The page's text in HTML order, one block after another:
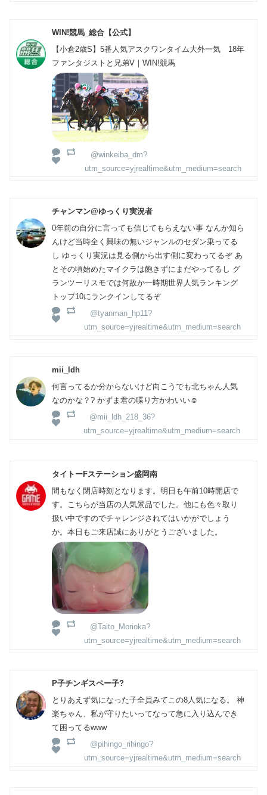
WIN!競馬_総合【公式】
【小倉2歳S】5番人気アスクワンタイム大外一気 18年
ファンタジストと兄弟V｜WIN!競馬
@winkeiba_dm?
utm_source=yjrealtime&utm_medium=search
チャンマン@ゆっくり実況者
0年前の自分に言っても信じてもらえない事 なんか知ら
んけど当時全く興味の無いジャンルのセダン乗ってる
し ゆっくり実況は見る側から出す側に変わってるぞ あ
とその頃始めたマイクラは飽きずにまだやってるし グ
ランツーリスモでは何故か一時期世界人気ランキング
トップ10にランクインしてるぞ
@tyanman_hp11?
utm_source=yjrealtime&utm_medium=search
mii_ldh
何言ってるか分からないけど向こうでも北ちゃん人気
なのかな？? かずま君の喋り方かわいい☺️
@mii_ldh_218_36?
utm_source=yjrealtime&utm_medium=search
タイトーFステーション盛岡南
間もなく閉店時刻となります。明日も午前10時開店で
す。こちらが当店の人気景品でした。他にも色々取り
扱い中ですのでチャレンジされてはいかがでしょう
か。本日もご来店誠にありがとうございました。
@Taito_Morioka?
utm_source=yjrealtime&utm_medium=search
P子チンギスペー子?
とりあえず気になった子全員みてこの8人気になる。 神
楽ちゃん、私が守りたいってなって急に入り込んでき
て困ってるwww
@pihingo_rihingo?
utm_source=yjrealtime&utm_medium=search